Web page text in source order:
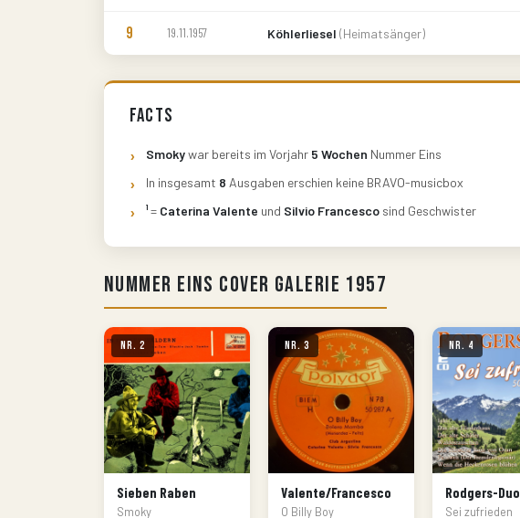
9 19.11.1957 Köhlerliesel (Heimatsänger)
Facts
Smokywar bereits im Vorjahr 5 Wochen Nummer Eins
In insgesamt 8 Ausgaben erschien keine BRAVO-musicbox
¹= Caterina Valente und Silvio Francesco sind Geschwister
Nummer Eins Cover Galerie 1957
Nr. 2
Sieben Raben
Smoky
Nr. 3
Valente/Francesco
O Billy Boy
Nr. 4
Rodgers-Duo
Sei zufrieden